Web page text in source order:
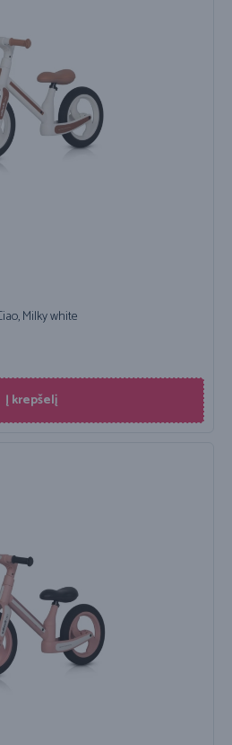
Milky white
Į krepšelį